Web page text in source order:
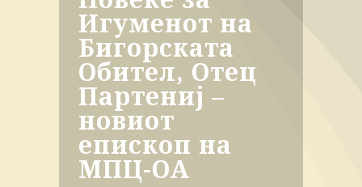
Игуменот на
Бигорската
Обител, Отец
Партениј –
новиот
епископ на
МПЦ-ОА